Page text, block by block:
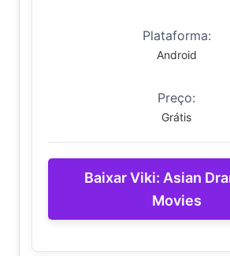
Plataforma:
Android
Preço:
Grátis
Baixar Viki: Asian
Movies